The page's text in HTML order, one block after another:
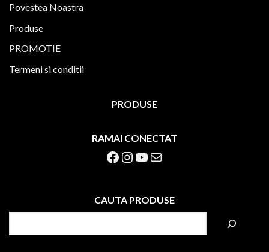
Povestea Noastra
Produse
PROMOTIE
Termeni si conditii
PRODUSE
RAMAI CONECTAT
Facebook Instagram YouTube Mail
CAUTA PRODUSE